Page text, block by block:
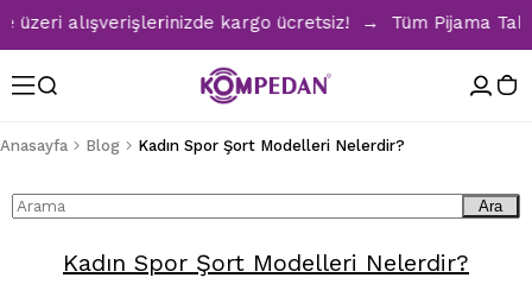
üzeri alışverişlerinizde kargo ücretsiz! → Tüm Pijama
Anasayfa Blog Kadın Spor Şort Modelleri Nelerdir?
Ara
Kadın Spor Şort Modelleri Nelerdir?